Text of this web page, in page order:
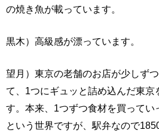
の焼き魚が載っています。
黒木）高級感が漂っています。
望月）東京の老舗のお店が少しず
て、1つにギュッと詰め込んだ東京
す。本来、1つずつ食材を買ってい
という世界ですが、駅弁なので